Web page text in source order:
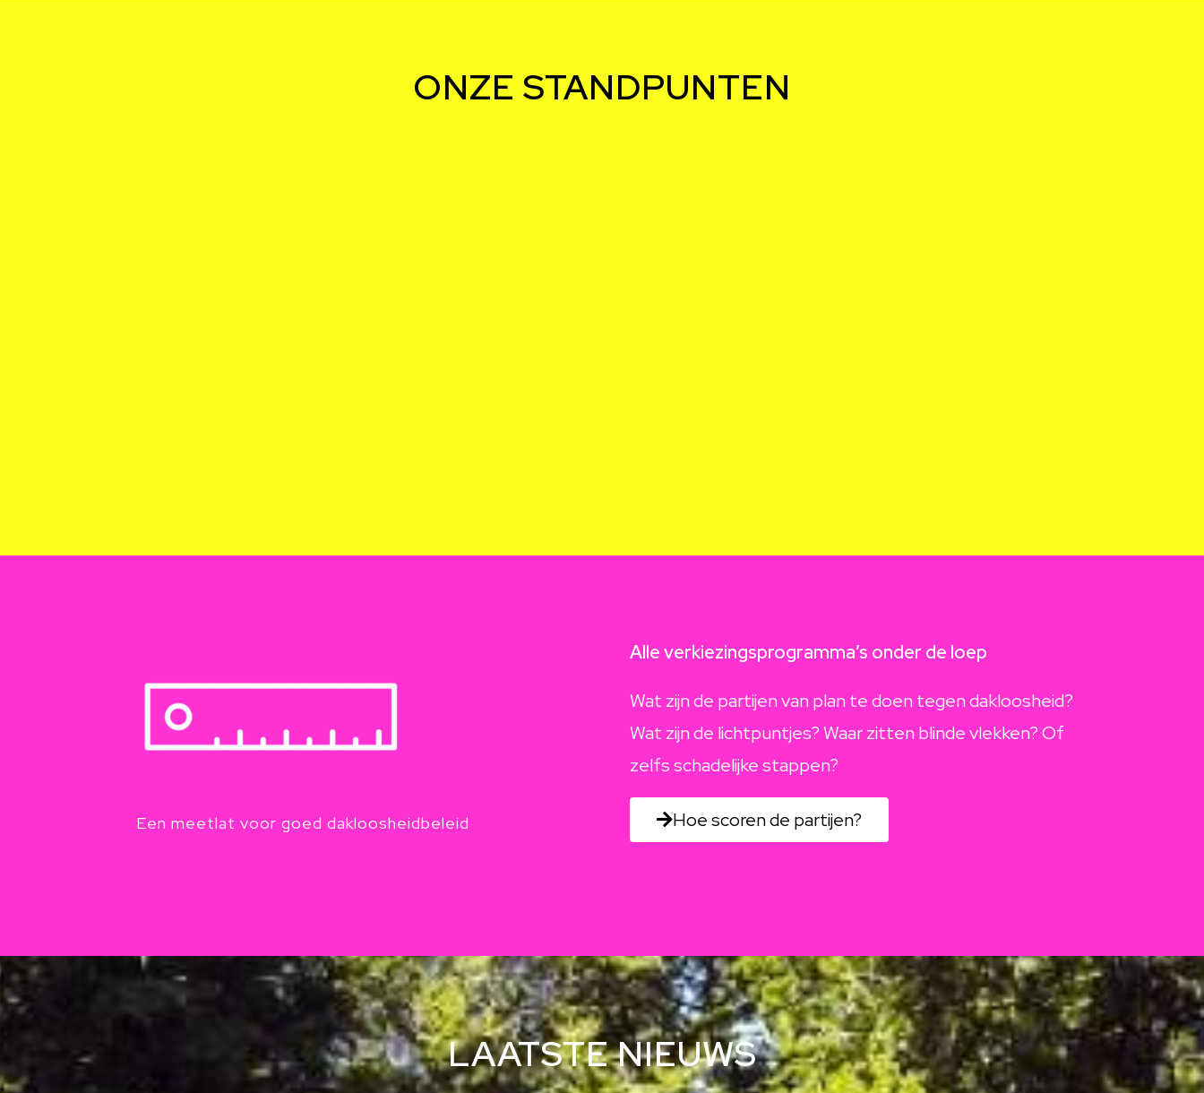
ONZE STANDPUNTEN
Een meetlat voor goed dakloosheidbeleid
Alle verkiezingsprogramma’s onder de loep
Wat zijn de partijen van plan te doen tegen dakloosheid?
Wat zijn de lichtpuntjes? Waar zitten blinde vlekken? Of
zelfs schadelijke stappen?
Hoe scoren de partijen?
LAATSTE NIEUWS